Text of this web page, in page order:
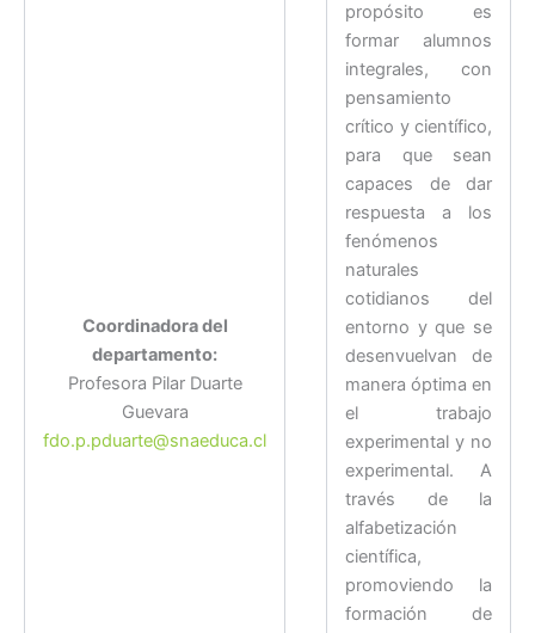
Coordinadora del
departamento:
Profesora Pilar Duarte
Guevara
fdo.p.pduarte@snaeduca.cl
propósito es
formar alumnos
integrales, con
pensamiento
crítico y científico,
para que sean
capaces de dar
respuesta a los
fenómenos
naturales
cotidianos del
entorno y que se
desenvuelvan de
manera óptima en
el trabajo
experimental y no
experimental. A
través de la
alfabetización
científica,
promoviendo la
formación de